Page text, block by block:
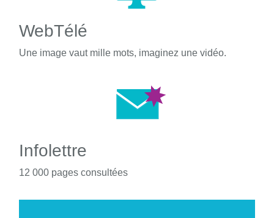
WebTélé
Une image vaut mille mots, imaginez une vidéo.
Infolettre
12 000 pages consultées